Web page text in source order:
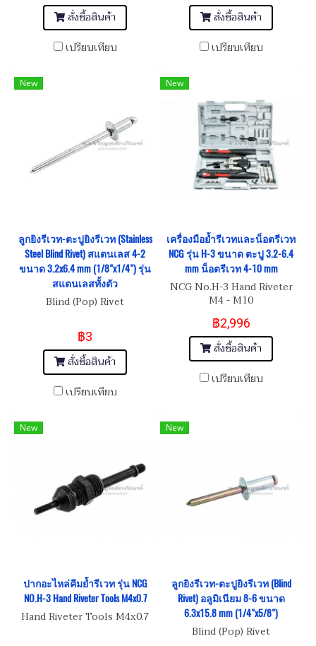
สั่งซื้อสินค้า
เปรียบเทียบ
สั่งซื้อสินค้า
เปรียบเทียบ
New
ลูกยิงรีเวท-ตะปูยิงรีเวท (Stainless
Steel Blind Rivet) สแตนเลส 4-2
ขนาด 3.2x6.4 mm (1/8"x1/4") รุ่น
สแตนเลสทั้งตัว
Blind (Pop) Rivet
฿3
สั่งซื้อสินค้า
เปรียบเทียบ
New
เครื่องมือย้ำรีเวทและน็อตรีเวท
NCG รุ่น H-3 ขนาด ตะปู 3.2-6.4
mm น็อตรีเวท 4-10 mm
NCG No.H-3 Hand Riveter
M4 - M10
฿2,996
สั่งซื้อสินค้า
เปรียบเทียบ
New
ปากอะไหล่คีมย้ำรีเวท รุ่น NCG
NO.H-3 Hand Riveter Tools M4x0.7
Hand Riveter Tools M4x0.7
New
ลูกยิงรีเวท-ตะปูยิงรีเวท (Blind
Rivet) อลูมิเนียม 8-6 ขนาด
6.3x15.8 mm (1/4"x5/8")
Blind (Pop) Rivet